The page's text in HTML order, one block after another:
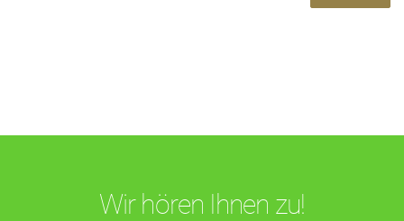
Wir hören Ihnen zu!